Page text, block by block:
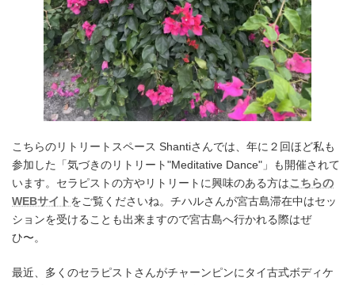
こちらのリトリートスペース Shantiさんでは、年に２回ほど私も
参加した「気づきのリトリート"Meditative Dance"」も開催されて
います。セラピストの方やリトリートに興味のある方はこちらの
WEBサイト をご覧くださいね。チハルさんが宮古島滞在中はセッ
ションを受けることも出来ますので宮古島へ行かれる際はぜ
ひ〜。
最近、多くのセラピストさんがチャーンピンにタイ古式ボディケ